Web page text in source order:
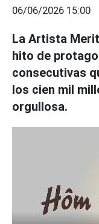
06/06/2026 15:00
La Artista
hito de
consecutivas
los cien mil
orgullosa.